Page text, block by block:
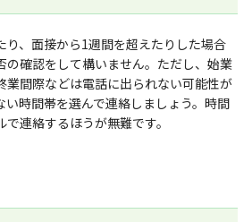
り、面接から1週間を超えたりした場合
の確認をして構いません。ただし、始業
業間際などは電話に出られない可能性が
い時間帯を選んで連絡しましょう。時間
連絡するほうが無難です。